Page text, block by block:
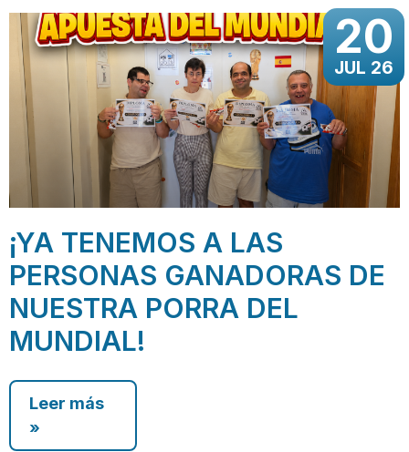
20
JUL 26
¡YA TENEMOS A LAS
PERSONAS GANADORAS DE
NUESTRA PORRA DEL
MUNDIAL!
Leer más
»